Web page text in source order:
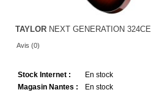
TAYLOR NEXT GENERATION 324CE
Avis (0)
Stock Internet :
En stock
Magasin Nantes :
En stock